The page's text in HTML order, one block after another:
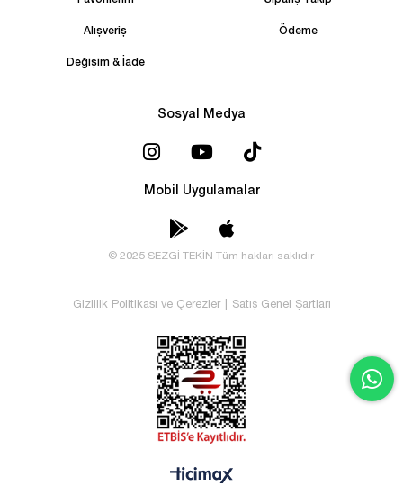
Alışveriş Ödeme
Değişim & İade
Sosyal Medya
Mobil Uygulamalar
© 2025 SEZGİ TEKİN Tüm hakları saklıdır
Gizlilik Politikası ve Çerezler Satış Genel Şartları